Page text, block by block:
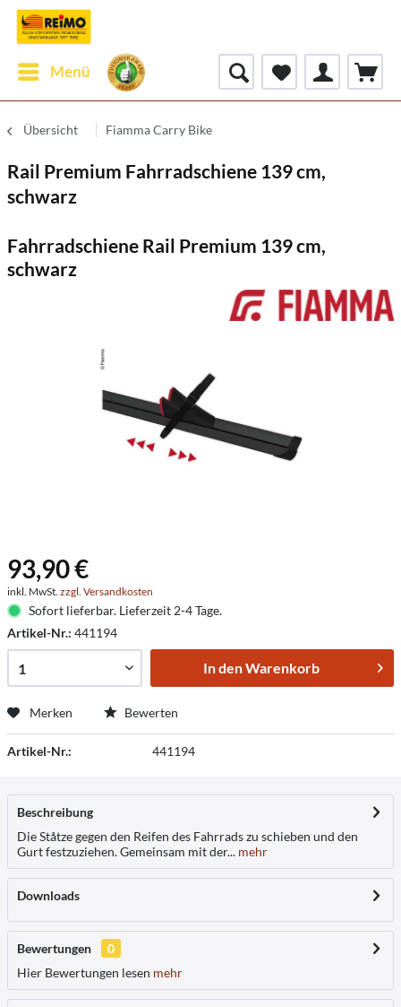
Menü
Übersicht Fiamma Carry Bike
Rail Premium Fahrradschiene 139 cm,
schwarz
Fahrradschiene Rail Premium 139 cm,
schwarz
93,90 €
inkl. MwSt. zzgl. Versandkosten
Sofort lieferbar. Lieferzeit 2-4 Tage.
Artikel-Nr.: 441194
In denWarenkorb
Merken Bewerten
Artikel-Nr.: 441194
Beschreibung
Die Ståtze gegen den Reifen des Fahrrads zu schieben und den
Gurt festzuziehen. Gemeinsam mit der... mehr
Downloads
Bewertungen
0
Hier Bewertungen lesen mehr